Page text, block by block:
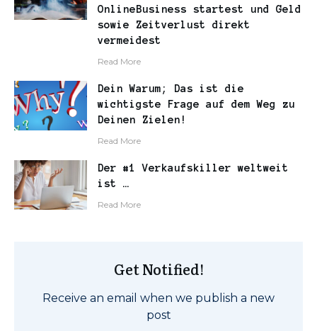
OnlineBusiness startest und Geld
sowie Zeitverlust direkt
vermeidest
​Read More
Dein Warum; Das ist die
wichtigste Frage auf dem Weg zu
Deinen Zielen!
​Read More
Der #1 Verkaufskiller weltweit
ist …
​Read More
Get Notified!
Receive an email when we publish a new
post